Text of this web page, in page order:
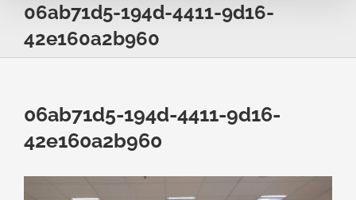
06ab71d5-194d-4411-9d16-
42e160a2b960
06ab71d5-194d-4411-9d16-
42e160a2b960